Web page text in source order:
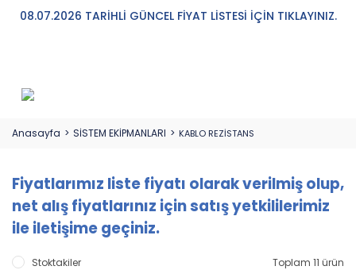
08.07.2026 TARİHLİ GÜNCEL FİYAT LİSTESİ İÇİN TIKLAYINIZ.
Anasayfa SİSTEM EKİPMANLARI KABLO REZİSTANS
Fiyatlarımız liste fiyatı olarak verilmiş olup,
net alış fiyatlarınız için satış yetkililerimiz
ile iletişime geçiniz.
Stoktakiler Toplam 11 ürün